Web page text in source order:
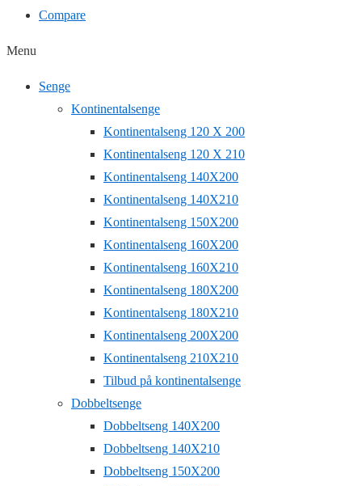
Compare
Menu
Senge
Kontinentalsenge
Kontinentalseng 120 X 200
Kontinentalseng 120 X 210
Kontinentalseng 140X200
Kontinentalseng 140X210
Kontinentalseng 150X200
Kontinentalseng 160X200
Kontinentalseng 160X210
Kontinentalseng 180X200
Kontinentalseng 180X210
Kontinentalseng 200X200
Kontinentalseng 210X210
Tilbud på kontinentalsenge
Dobbeltsenge
Dobbeltseng 140X200
Dobbeltseng 140X210
Dobbeltseng 150X200